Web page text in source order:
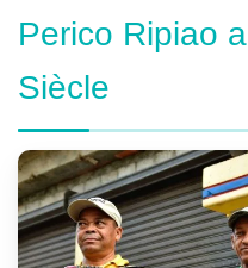
Perico Ripiao
Siècle